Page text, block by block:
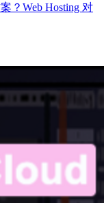
？Web Hosting 对